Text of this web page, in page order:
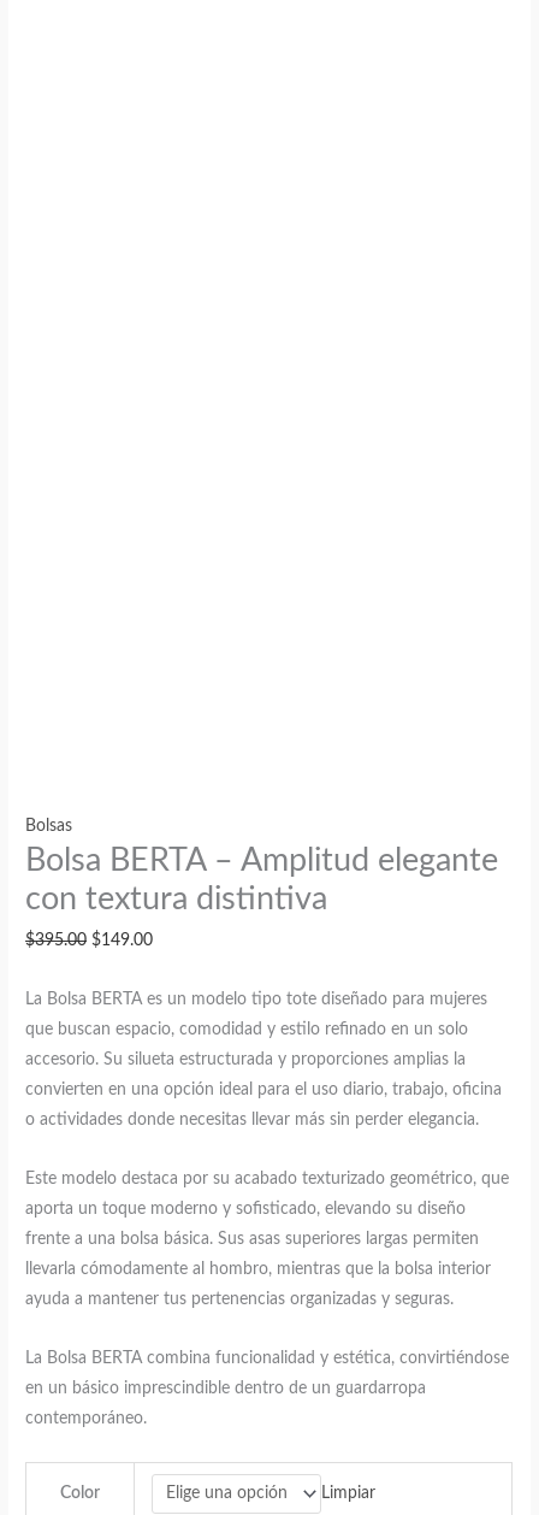
Bolsas
Bolsa BERTA – Amplitud elegante
con textura distintiva
$395.00 El
original
era:
$395.00.
$149.00El
actual
es:
$149.00.
La Bolsa BERTA es un modelo tipo tote diseñado para mujeres
que buscan espacio, comodidad y estilo refinado en un solo
accesorio. Su silueta estructurada y proporciones amplias la
convierten en una opción ideal para el uso diario, trabajo, oficina
o actividades donde necesitas llevar más sin perder elegancia.
Este modelo destaca por su acabado texturizado geométrico, que
aporta un toque moderno y sofisticado, elevando su diseño
frente a una bolsa básica. Sus asas superiores largas permiten
llevarla cómodamente al hombro, mientras que la bolsa interior
ayuda a mantener tus pertenencias organizadas y seguras.
La Bolsa BERTA combina funcionalidad y estética, convirtiéndose
en un básico imprescindible dentro de un guardarropa
contemporáneo.
Color Limpiar